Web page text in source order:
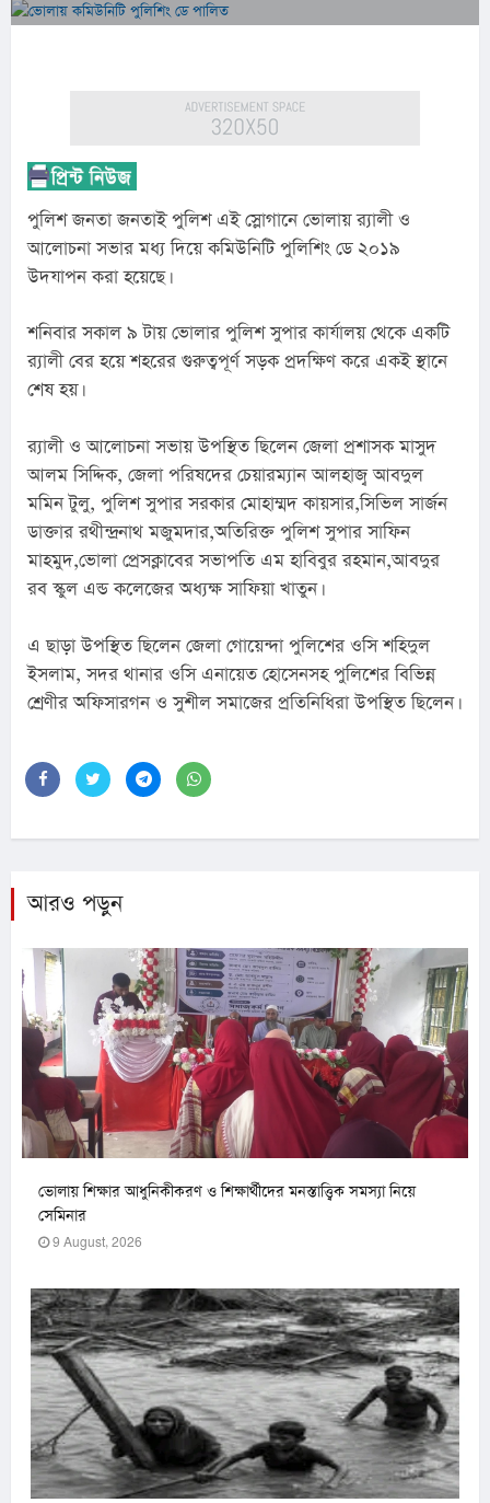
পুলিশ জনতা জনতাই পুলিশ এই স্লোগানে ভোলায় র‍্যালী ও
আলোচনা সভার মধ্য দিয়ে কমিউনিটি পুলিশিং ডে ২০১৯
উদযাপন করা হয়েছে।
শনিবার সকাল ৯ টায় ভোলার পুলিশ সুপার কার্যালয় থেকে একটি
র‍্যালী বের হয়ে শহরের গুরুত্বপূর্ণ সড়ক প্রদক্ষিণ করে একই স্থানে
শেষ হয়।
র‍্যালী ও আলোচনা সভায় উপস্থিত ছিলেন জেলা প্রশাসক মাসুদ
আলম সিদ্দিক, জেলা পরিষদের চেয়ারম্যান আলহাজ্ব আবদুল
মমিন টুলু, পুলিশ সুপার সরকার মোহাম্মদ কায়সার,সিভিল সার্জন
ডাক্তার রথীন্দ্রনাথ মজুমদার,অতিরিক্ত পুলিশ সুপার সাফিন
মাহমুদ,ভোলা প্রেসক্লাবের সভাপতি এম হাবিবুর রহমান,আবদুর
রব স্কুল এন্ড কলেজের অধ্যক্ষ সাফিয়া খাতুন।
এ ছাড়া উপস্থিত ছিলেন জেলা গোয়েন্দা পুলিশের ওসি শহিদুল
ইসলাম, সদর থানার ওসি এনায়েত হোসেনসহ পুলিশের বিভিন্ন
শ্রেণীর অফিসারগন ও সুশীল সমাজের প্রতিনিধিরা উপস্থিত ছিলেন।
আরও পড়ুন
ভোলায় শিক্ষার আধুনিকীকরণ ও শিক্ষার্থীদের মনস্তাত্ত্বিক সমস্যা নিয়ে
সেমিনার
9 August, 2026